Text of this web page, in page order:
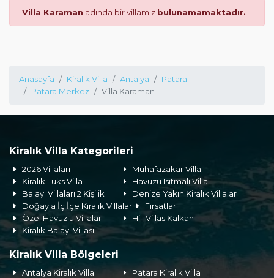
Villa Karaman adında bir villamız bulunamamaktadır.
Anasayfa Kiralık Villa Antalya
Patara
Patara Merkez
Villa Karaman
Kiralık Villa Kategorileri
2026 Villaları
Muhafazakar Villa
Kiralık Lüks Villa
Havuzu Isıtmalı Villa
Balayı Villaları 2 Kişilik
Denize Yakın Kiralık Villalar
Doğayla İç İçe Kiralık Villalar
Fırsatlar
Özel Havuzlu Villalar
Hill Villas Kalkan
Kiralık Balayı Villası
Kiralık Villa Bölgeleri
Antalya Kiralık Villa
Patara Kiralık Villa